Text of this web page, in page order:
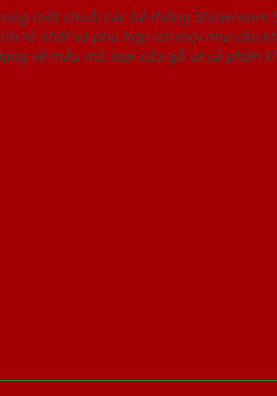
một chuỗi các hệ thống Showroom
rẻ nhất và phù hợp với mọi nhu cầu
về mẫu mã, loại cửa gỗ và cả phân